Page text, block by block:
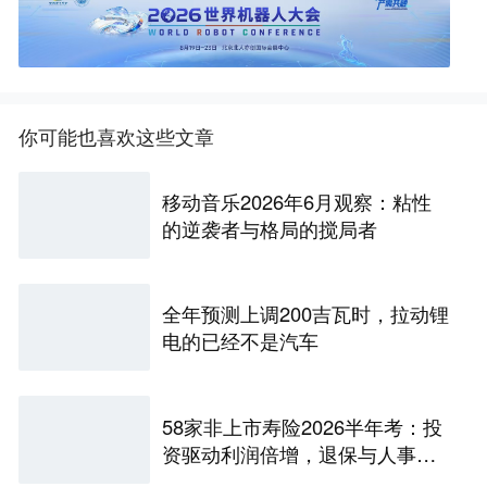
你可能也喜欢这些文章
移动音乐2026年6月观察：粘性
的逆袭者与格局的搅局者
全年预测上调200吉瓦时，拉动锂
电的已经不是汽车
58家非上市寿险2026半年考：投
资驱动利润倍增，退保与人事风